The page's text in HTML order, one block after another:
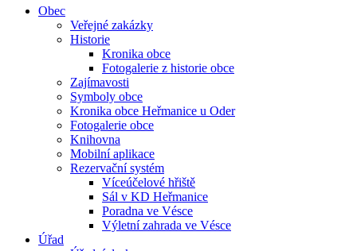
Obec
Veřejné zakázky
Historie
Kronika obce
Fotogalerie z historie obce
Zajímavosti
Symboly obce
Kronika obce Heřmanice u Oder
Fotogalerie obce
Knihovna
Mobilní aplikace
Rezervační systém
Víceúčelové hřiště
Sál v KD Heřmanice
Poradna ve Vésce
Výletní zahrada ve Vésce
Úřad